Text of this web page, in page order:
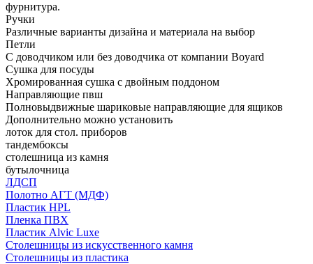
фурнитура.
Ручки
Различные варианты дизайна и материала на выбор
Петли
С доводчиком или без доводчика от компании Boyard
Сушка для посуды
Хромированная сушка с двойным поддоном
Направляющие пвш
Полновыдвижные шариковые направляющие для ящиков
Дополнительно можно установить
лоток для стол. приборов
тандембоксы
столешница из камня
бутылочница
ЛДСП
Полотно АГТ (МДФ)
Пластик HPL
Пленка ПВХ
Пластик Alvic Luxe
Столешницы из искусственного камня
Столешницы из пластика